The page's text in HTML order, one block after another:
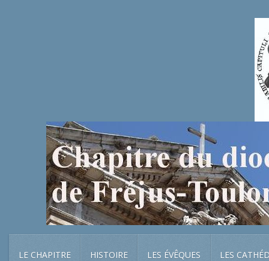
LE CHAPITRE HISTOIRE LES ÉVÊQUES LES